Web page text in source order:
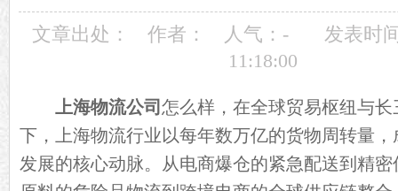
文章出处： 作者： 人气： -
发表时
11:18:00
上海物流公司 怎么样，在全球贸易枢纽与
下，上海物流行业以每年数万亿的货物周转量
发展的核心动脉。从电商爆仓的紧急配送到精